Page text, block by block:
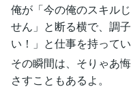
俺が「今の俺のスキル
せん」と断る横で、調
い！」と仕事を持ってい
その瞬間は、そりゃあ
さすこともあるよ。